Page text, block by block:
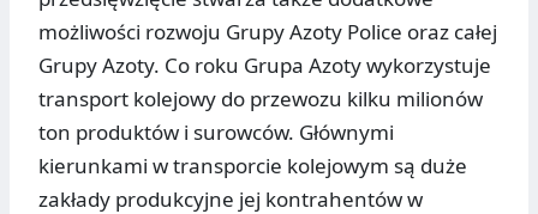
możliwości rozwoju Grupy Azoty Police oraz całej
Grupy Azoty. Co roku Grupa Azoty wykorzystuje
transport kolejowy do przewozu kilku milionów
ton produktów i surowców. Głównymi
kierunkami w transporcie kolejowym są duże
zakłady produkcyjne jej kontrahentów w